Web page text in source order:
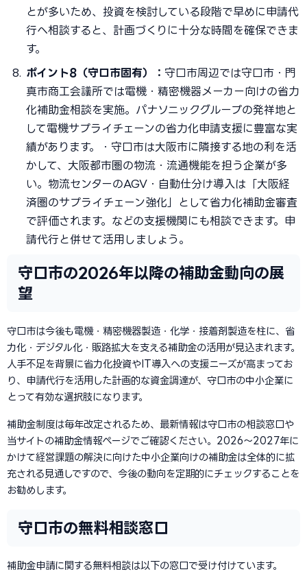
とが多いため、投資を検討している段階で早めに申請代
行へ相談すると、計画づくりに十分な時間を確保できま
す。
ポイント8（守口市固有）： 守口市周辺では守口市・門
真市商工会議所では電機・精密機器メーカー向けの省力
化補助金相談を実施。パナソニックグループの発祥地と
して電機サプライチェーンの省力化申請支援に豊富な実
績があります。・守口市は大阪市に隣接する地の利を活
かして、大阪都市圏の物流・流通機能を担う企業が多
い。物流センターのAGV・自動仕分け導入は「大阪経
済圏のサプライチェーン強化」として省力化補助金審査
で評価されます。などの支援機関にも相談できます。申
請代行と併せて活用しましょう。
守口市の2026年以降の補助金動向の展
望
守口市は今後も電機・精密機器製造・化学・接着剤製造を柱に、省
力化・デジタル化・販路拡大を支える補助金の活用が見込まれます。
人手不足を背景に省力化投資やIT導入への支援ニーズが高まってお
り、申請代行を活用した計画的な資金調達が、守口市の中小企業に
とって有効な選択肢になります。
補助金制度は毎年改定されるため、最新情報は守口市の相談窓口や
当サイトの補助金情報ページでご確認ください。2026〜2027年に
かけて経営課題の解決に向けた中小企業向けの補助金は全体的に拡
充される見通しですので、今後の動向を定期的にチェックすることを
お勧めします。
守口市の無料相談窓口
補助金申請に関する無料相談は以下の窓口で受け付けています。